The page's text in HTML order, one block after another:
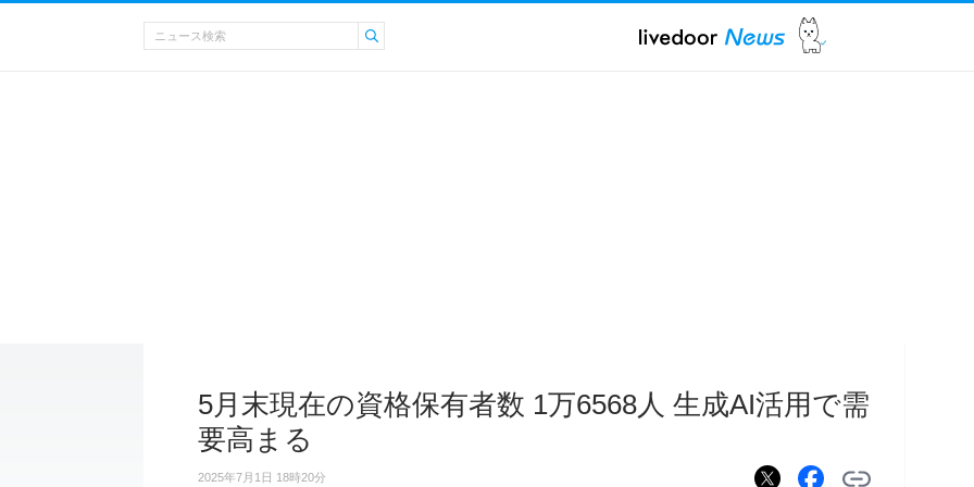
5月末現在の資格保有者数 1万6568人 生成AI活用で需
要高まる
2025年7月1日 18時20分